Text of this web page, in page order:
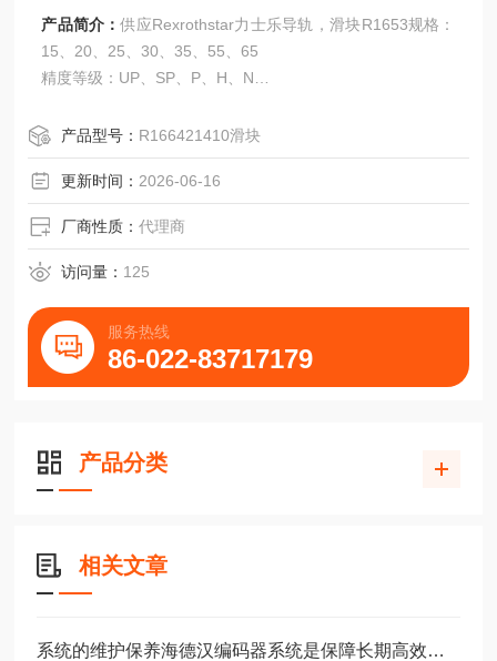
产品简介：供应Rexrothstar力士乐导轨，滑块R1653规格：
15、20、25、30、35、55、65
精度等级：UP、SP、P、H、N
产品型号： R166421410滑块
更新时间： 2026-06-16
厂商性质：代理商
访问量： 125
服务热线
86-022-83717179
产品分类
相关文章
系统的维护保养海德汉编码器系统是保障长期高效运转的重要环节